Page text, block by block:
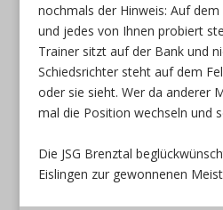
nochmals der Hinweis: Auf dem
und jedes von Ihnen probiert
Trainer sitzt auf der Bank und
Schiedsrichter steht auf dem
oder sie sieht. Wer da anderer
mal die Position wechseln und
Die JSG Brenztal
Eislingen zur gewonnenen